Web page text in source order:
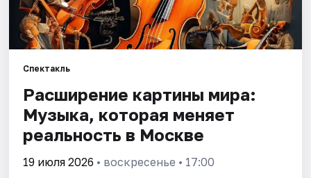
Спорт
События
Города
Площадки
Артисты
Спектакль
Расширение картины мира:
Музыка, которая меняет
реальность в Москве
19 июля 2026 • воскресенье • 17:00